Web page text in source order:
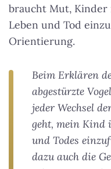
braucht Mut, Kinder
Leben und Tod
Orientierung.
Beim Erklären
abgestürzte
jeder Wechsel
geht, mein Kind
und Todes
dazu auch die